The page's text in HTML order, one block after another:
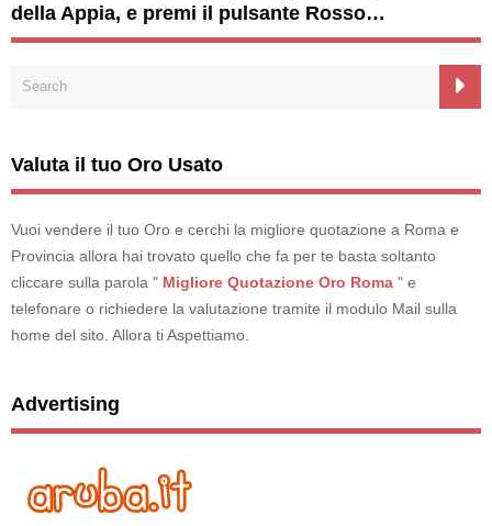
della Appia, e premi il pulsante Rosso…
Valuta il tuo Oro Usato
Vuoi vendere il tuo Oro e cerchi la migliore quotazione a Roma e
Provincia allora hai trovato quello che fa per te basta soltanto
cliccare sulla parola " Migliore Quotazione Oro Roma " e
telefonare o richiedere la valutazione tramite il modulo Mail sulla
home del sito. Allora ti Aspettiamo.
Advertising